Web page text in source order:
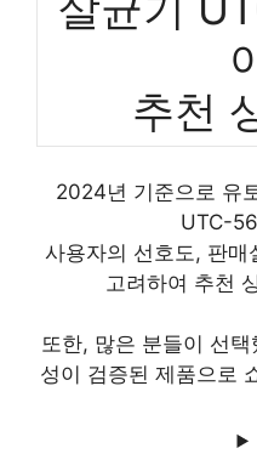
추천
2024년 기준으로 유
UTC-
사용자의 선호도, 판매
고려하여 추천
또한, 많은 분들이 선
성이 검증된 제품으로